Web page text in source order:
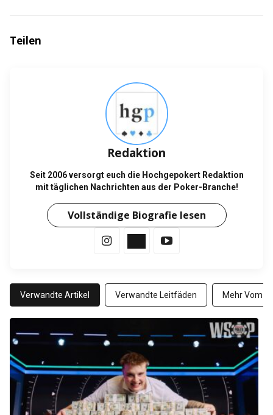
Teilen
Redaktion
Seit 2006 versorgt euch die Hochgepokert Redaktion
mit täglichen Nachrichten aus der Poker-Branche!
Vollständige Biografie lesen
Verwandte Artikel Verwandte Leitfäden Mehr Vom